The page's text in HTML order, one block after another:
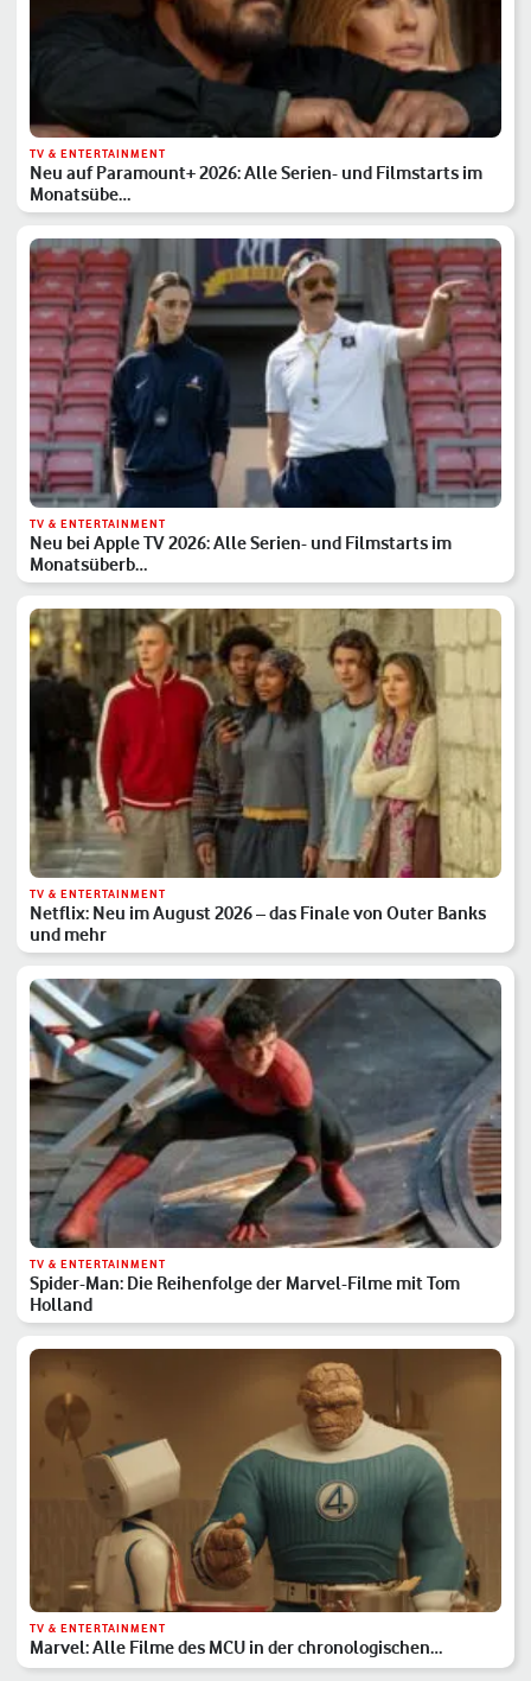
TV & ENTERTAINMENT
Neu auf Paramount+ 2026: Alle Serien- und Filmstarts im
Monatsübe…
TV & ENTERTAINMENT
Neu bei Apple TV 2026: Alle Serien- und Filmstarts im
Monatsüberb…
TV & ENTERTAINMENT
Netflix: Neu im August 2026 – das Finale von Outer Banks
und mehr
TV & ENTERTAINMENT
Spider-Man: Die Reihenfolge der Marvel-Filme mit Tom
Holland
TV & ENTERTAINMENT
Marvel: Alle Filme des MCU in der chronologischen
Reihenfolge